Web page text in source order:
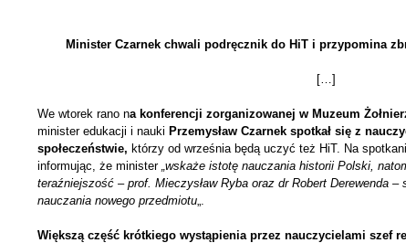
Minister Czarnek chwali podręcznik do HiT i przypomina
[…]
We wtorek rano na konferencji zorganizowanej w Muzeum
minister edukacji i nauki Przemysław Czarnek spotkał się z
społeczeństwie, którzy od września będą uczyć też HiT. Na
informując, że minister „wskaże istotę nauczania historii Polski,
teraźniejszość – prof. Mieczysław Ryba oraz dr Robert Derewenda
nauczania nowego przedmiotu„.
Większą część krótkiego wystąpienia przez nauczycielami szef